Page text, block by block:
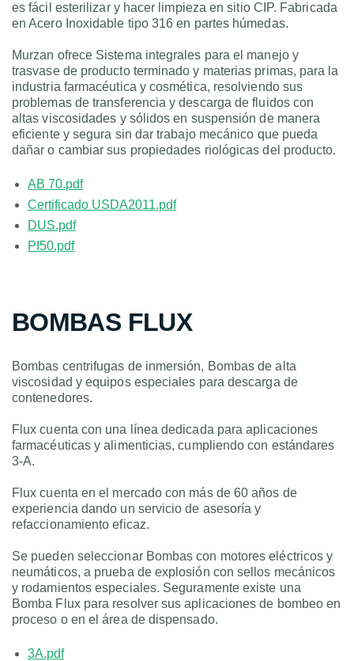
es fácil esterilizar y hacer limpieza en sitio CIP. Fabricada
en Acero Inoxidable tipo 316 en partes húmedas.
Murzan ofrece Sistema integrales para el manejo y
trasvase de producto terminado y materias primas, para la
industria farmacéutica y cosmética, resolviendo sus
problemas de transferencia y descarga de fluidos con
altas viscosidades y sólidos en suspensión de manera
eficiente y segura sin dar trabajo mecánico que pueda
dañar o cambiar sus propiedades riológicas del producto.
AB 70.pdf
Certificado USDA2011.pdf
DUS.pdf
PI50.pdf
BOMBAS FLUX
Bombas centrifugas de inmersión, Bombas de alta
viscosidad y equipos especiales para descarga de
contenedores.
Flux cuenta con una línea dedicada para aplicaciones
farmacéuticas y alimenticias, cumpliendo con estándares
3-A.
Flux cuenta en el mercado con más de 60 años de
experiencia dando un servicio de asesoría y
refaccionamiento eficaz.
Se pueden seleccionar Bombas con motores eléctricos y
neumáticos, a prueba de explosión con sellos mecánicos
y rodamientos especiales. Seguramente existe una
Bomba Flux para resolver sus aplicaciones de bombeo en
proceso o en el área de dispensado.
3A.pdf